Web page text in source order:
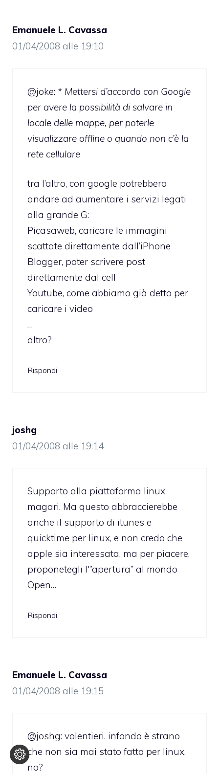
Emanuele L. Cavassa
01/04/2008 alle 19:10
@joke: * Mettersi d’accordo con Google
per avere la possibilità di salvare in
locale delle mappe, per poterle
visualizzare offline o quando non c’è la
rete cellulare
tra l’altro, con google potrebbero
andare ad aumentare i servizi legati
alla grande G:
Picasaweb, caricare le immagini
scattate direttamente dall’iPhone
Blogger, poter scrivere post
direttamente dal cell
Youtube, come abbiamo già detto per
caricare i video
…
altro?
Rispondi
joshg
01/04/2008 alle 19:14
Supporto alla piattaforma linux
magari. Ma questo abbraccierebbe
anche il supporto di itunes e
quicktime per linux, e non credo che
apple sia interessata, ma per piacere,
proponetegli l'”apertura” al mondo
Open…
Rispondi
Emanuele L. Cavassa
01/04/2008 alle 19:15
@joshg: volentieri. infondo è strano
che non sia mai stato fatto per linux,
no?